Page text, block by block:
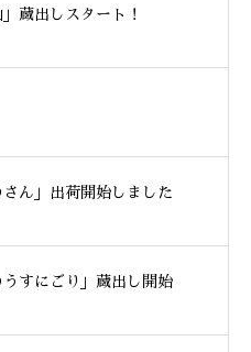
蔵出しスタート！
さん」出荷開始しました
うすにごり」蔵出し開始